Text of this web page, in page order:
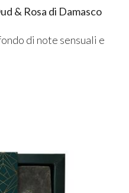
& Rosa di Damasco
di note sensuali e